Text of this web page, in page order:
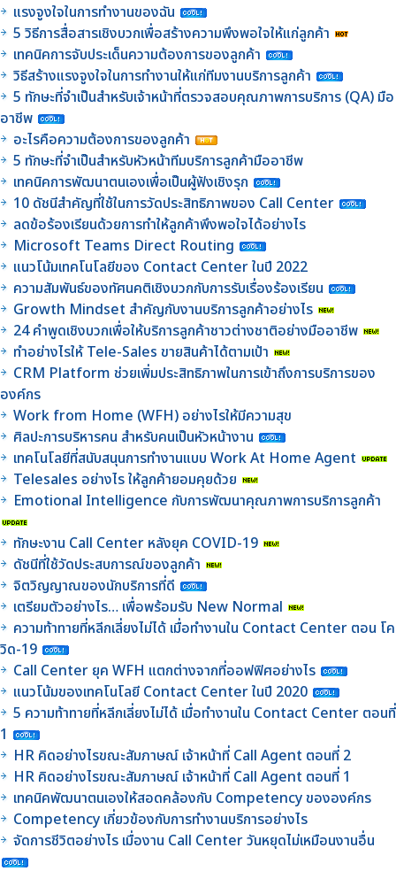
แรงจูงใจในการทำงานของฉัน
5 วิธีการสื่อสารเชิงบวกเพื่อสร้างความพึงพอใจให้แก่ลูกค้า
เทคนิคการจับประเด็นความต้องการของลูกค้า
วิธีสร้างแรงจูงใจในการทำงานให้แก่ทีมงานบริการลูกค้า
5 ทักษะที่จำเป็นสำหรับเจ้าหน้าที่ตรวจสอบคุณภาพการบริการ (QA) มือ
อาชีพ
อะไรคือความต้องการของลูกค้า
5 ทักษะที่จำเป็นสำหรับหัวหน้าทีมบริการลูกค้ามืออาชีพ
เทคนิคการพัฒนาตนเองเพื่อเป็นผู้ฟังเชิงรุก
10 ดัชนีสำคัญที่ใช้ในการวัดประสิทธิภาพของ Call Center
ลดข้อร้องเรียนด้วยการทำให้ลูกค้าพึงพอใจได้อย่างไร
Microsoft Teams Direct Routing
แนวโน้มเทคโนโลยีของ Contact Center ในปี 2022
ความสัมพันธ์ของทัศนคติเชิงบวกกับการรับเรื่องร้องเรียน
Growth Mindset สำคัญกับงานบริการลูกค้าอย่างไร
24 คำพูดเชิงบวกเพื่อให้บริการลูกค้าชาวต่างชาติอย่างมืออาชีพ
ทำอย่างไรให้ Tele-Sales ขายสินค้าได้ตามเป้า
CRM Platform ช่วยเพิ่มประสิทธิภาพในการเข้าถึงการบริการของ
องค์กร
Work from Home (WFH) อย่างไรให้มีความสุข
ศิลปะการบริหารคน สำหรับคนเป็นหัวหน้างาน
เทคโนโลยีที่สนับสนุนการทำงานแบบ Work At Home Agent
Telesales อย่างไร ให้ลูกค้ายอมคุยด้วย
Emotional Intelligence กับการพัฒนาคุณภาพการบริการลูกค้า
ทักษะงาน Call Center หลังยุค COVID-19
ดัชนีที่ใช้วัดประสบการณ์ของลูกค้า
จิตวิญญาณของนักบริการที่ดี
เตรียมตัวอย่างไร… เพื่อพร้อมรับ New Normal
ความท้าทายที่หลีกเลี่ยงไม่ได้ เมื่อทำงานใน Contact Center ตอน โค
วิด-19
Call Center ยุค WFH แตกต่างจากที่ออฟฟิศอย่างไร
แนวโน้มของเทคโนโลยี Contact Center ในปี 2020
5 ความท้าทายที่หลีกเลี่ยงไม่ได้ เมื่อทำงานใน Contact Center ตอนที่
1
HR คิดอย่างไรขณะสัมภาษณ์ เจ้าหน้าที่ Call Agent ตอนที่ 2
HR คิดอย่างไรขณะสัมภาษณ์ เจ้าหน้าที่ Call Agent ตอนที่ 1
เทคนิคพัฒนาตนเองให้สอดคล้องกับ Competency ขององค์กร
Competency เกี่ยวข้องกับการทำงานบริการอย่างไร
จัดการชีวิตอย่างไร เมื่องาน Call Center วันหยุดไม่เหมือนงานอื่น